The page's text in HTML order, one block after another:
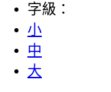
字級：
小
中
大